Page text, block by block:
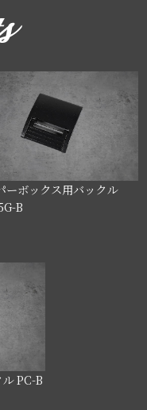
ーボックス用バックル
B
PC-B